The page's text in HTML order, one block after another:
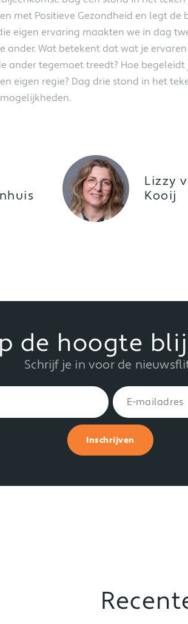
met Positieve Gezondheid en legt de
eigen ervaring maakten we in dag
ander. Wat betekent dat wat je ervaren
ander tegemoet treedt? Hoe begeleidt
eigen regie? Dag drie stond in het
Lizzy
Kooij
de hoogte
Schrijf je in voor de
Inschrijven